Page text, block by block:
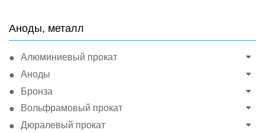
Аноды, металл
Алюминиевый прокат
Аноды
Бронза
Вольфрамовый прокат
Дюралевый прокат